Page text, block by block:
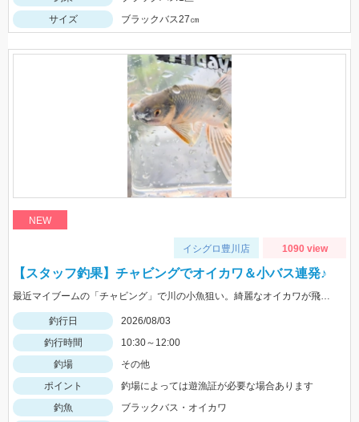
サイズ
ブラックバス27㎝
NEW
イシグロ豊川店 1090 view
【スタッフ釣果】チャビングでオイカワ＆小バス連発♪
最近マイブームの「チャビング」で川の小魚狙い。綺麗なオイカワが飛び出しました♪途中からはブラックバスの子供がスプーンやスピナーに連続ヒットしてきました。
釣行日
2026/08/03
釣行時間
10:30～12:00
釣場
その他
ポイント
釣場によっては遊漁証が必要な場合あります
釣魚
ブラックバス・オイカワ